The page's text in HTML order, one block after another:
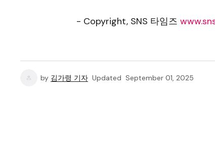
- Copyright, SNS 타임즈
by 김가령 기자 Updated September 01, 2025